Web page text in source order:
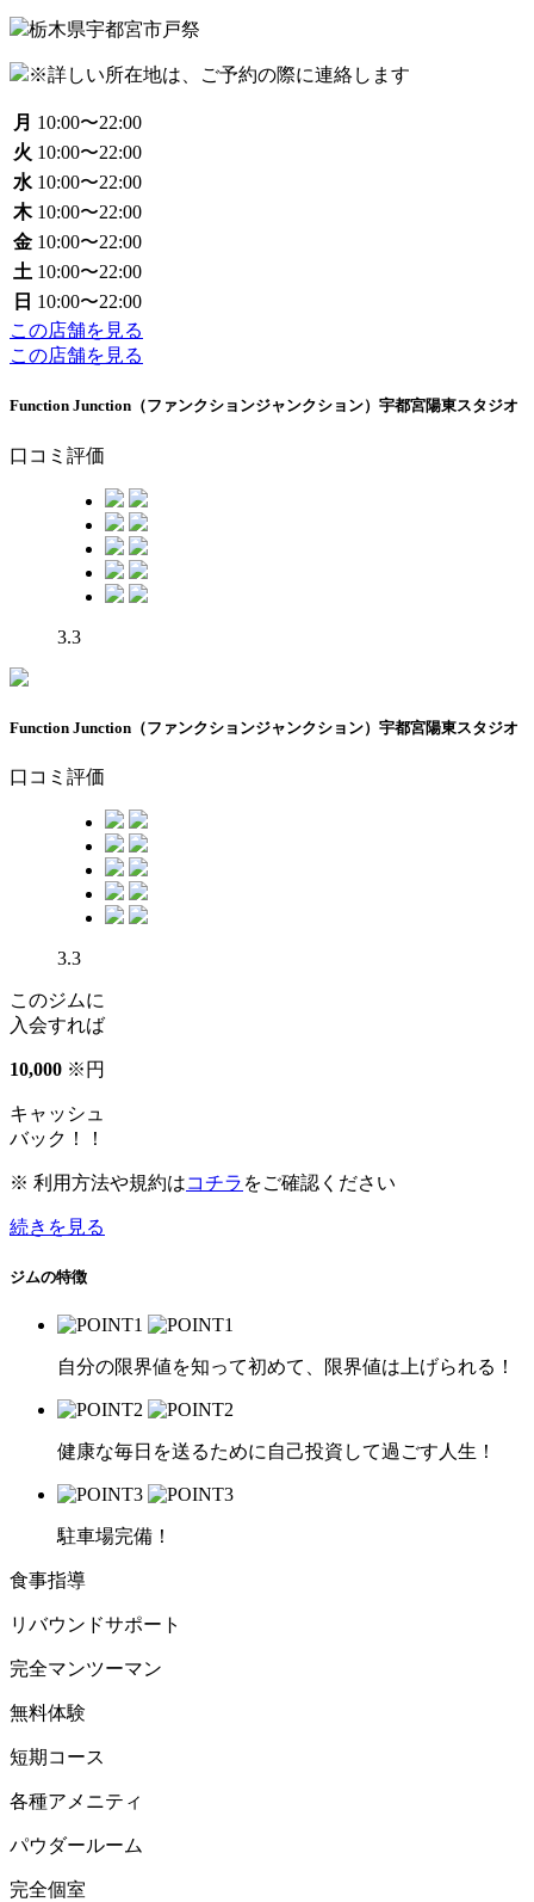
栃木県宇都宮市戸祭
※詳しい所在地は、ご予約の際に連絡します
月 10:00〜22:00
火 10:00〜22:00
水 10:00〜22:00
木 10:00〜22:00
金 10:00〜22:00
土 10:00〜22:00
日 10:00〜22:00
この店舗を見る
この店舗を見る
Function Junction（ファンクションジャンクション）宇都宮陽東スタジオ
口コミ評価
3.3
Function Junction（ファンクションジャンクション）宇都宮陽東スタジオ
口コミ評価
3.3
このジムに
入会すれば
10,000 ※ 円
キャッシュ
バック！！
※ 利用方法や規約はコチラ をご確認ください
続きを見る
ジムの特徴
自分の限界値を知って初めて、限界値は上げられる！
健康な毎日を送るために自己投資して過ごす人生！
駐車場完備！
食事指導
リバウンドサポート
完全マンツーマン
無料体験
短期コース
各種アメニティ
パウダールーム
完全個室